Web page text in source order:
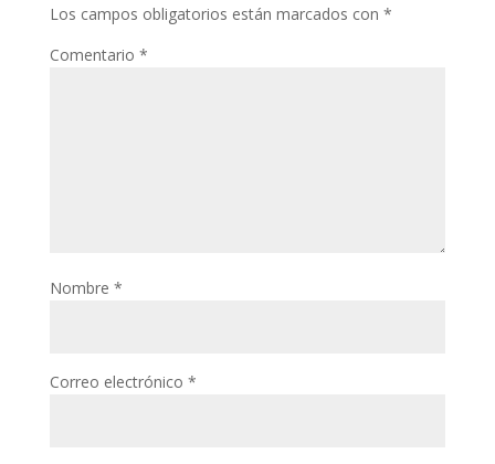
Los campos obligatorios están marcados con *
Comentario *
Nombre *
Correo electrónico *